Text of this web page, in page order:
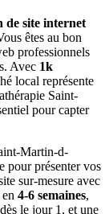
de site internet
êtes au bon
professionnels
Avec 1k
local représente
Saint-
pour capter
Martin-d-
pour présenter vos
sur-mesure avec
4-6 semaines,
le jour 1, et une